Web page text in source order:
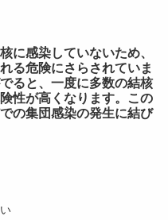
に感染していないため、
る危険にさらされていま
ると、一度に多数の結核
性が高くなります。この
の集団感染の発生に結び